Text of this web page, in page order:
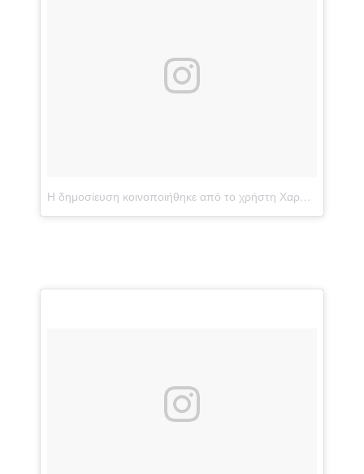
Η δημοσίευση κοινοποιήθηκε από το χρήστη Χαρης Μπερτσιας (@mpertsias)